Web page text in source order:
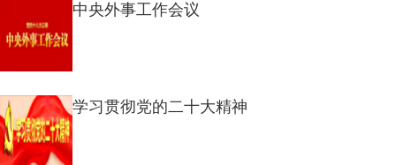
中央外事工作会议
学习贯彻党的二十大精神